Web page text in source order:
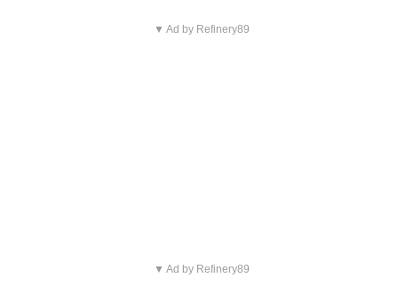
▼ Ad by Refinery89
▼ Ad by Refinery89